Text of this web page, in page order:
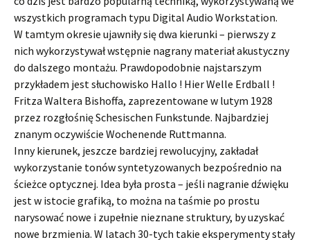
wszystkich programach typu Digital Audio Workstation.
W tamtym okresie ujawniły się dwa kierunki – pierwszy z
nich wykorzystywał wstępnie nagrany materiał akustyczny
do dalszego montażu. Prawdopodobnie najstarszym
przykładem jest słuchowisko Hallo ! Hier Welle Erdball !
Fritza Waltera Bishoffa, zaprezentowane w lutym 1928
przez rozgłośnię Schesischen Funkstunde. Najbardziej
znanym oczywiście Wochenende Ruttmanna.
Inny kierunek, jeszcze bardziej rewolucyjny, zakładał
wykorzystanie tonów syntetyzowanych bezpośrednio na
ścieżce optycznej. Idea była prosta – jeśli nagranie dźwięku
jest w istocie grafiką, to można na taśmie po prostu
narysować nowe i zupełnie nieznane struktury, by uzyskać
nowe brzmienia. W latach 30-tych takie eksperymenty stały